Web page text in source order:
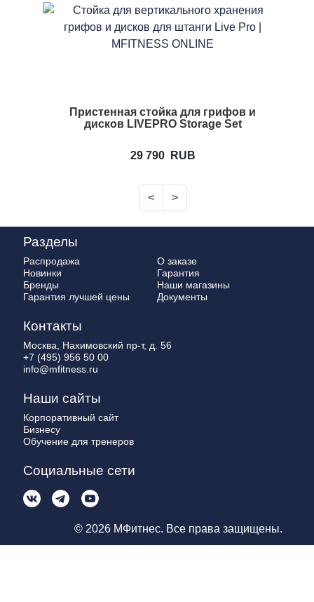
Пристенная стойка для грифов и
дисков LIVEPRO Storage Set
29 790 RUB
< >
Разделы
Распродажа
Новинки
Бренды
Гарантия лучшей цены
О заказе
Гарантия
Наши магазины
Документы
Контакты
Москва, Нахимовский пр-т, д. 56
+7 (495) 956 50 00
info@mfitness.ru
Наши сайты
Корпоративный сайт
Бизнесу
Обучение для тренеров
Социальные сети
© 2026 МФитнес. Все права защищены.